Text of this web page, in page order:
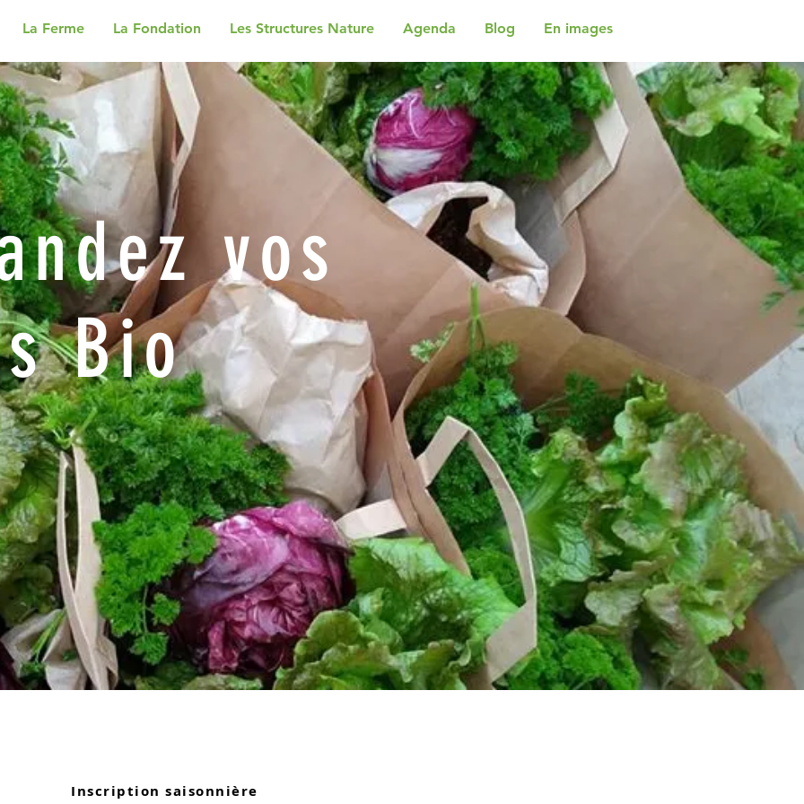
La Ferme La Fondation Les Structures Nature Agenda Blog En images
vos
Bio
Inscription saisonnière